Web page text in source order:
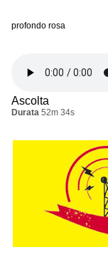
profondo rosa
Ascolta
Durata 52m 34s